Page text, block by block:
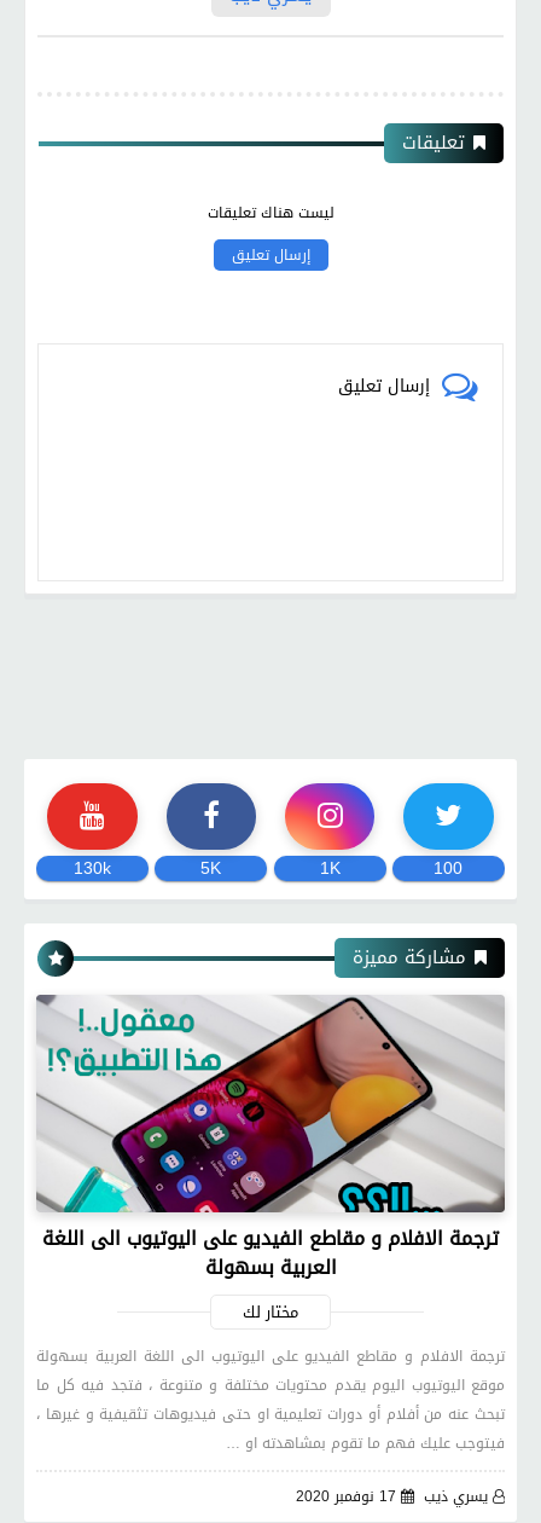
تعليقات
ليست هناك تعليقات
إرسال تعليق
إرسال تعليق
100
1K
5K
130k
مشاركة مميزة
ترجمة الافلام و مقاطع الفيديو على اليوتيوب الى اللغة
العربية بسهولة
مختار لك
ترجمة الافلام و مقاطع الفيديو على اليوتيوب الى اللغة العربية بسهولة
موقع اليوتيوب اليوم يقدم محتويات مختلفة و متنوعة ، فتجد فيه كل ما
تبحث عنه من أفلام أو دورات تعليمية او حتى فيديوهات تثقيفية و غيرها ،
فيتوجب عليك فهم ما تقوم بمشاهدته او …
يسري ذيب
17 نوفمبر 2020